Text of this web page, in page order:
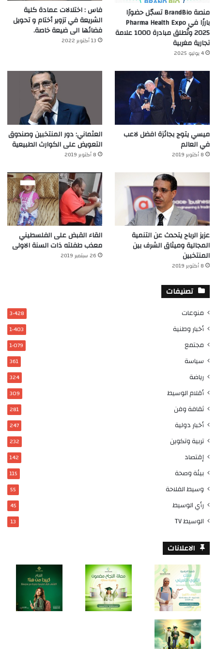
منصة BrandBio تسجّل حضورًا
بارزًا في Pharma Health Expo
2025 وتُطلق مبادرة 1000 علامة
تجارية مغربية
4 يوليو 2025
فاس : اختلالات عمادة كلية
الشريعة في تزوير أختام و تحويل
فضائها الى ضيعة خاصة.
13 أكتوبر 2022
ميسي يتوج بجائزة افضل لاعب
في العالم‎
8 أكتوبر 2019
العثماني: دور المنتخبين وصندوق
التعويض على الكوارث الطبيعية
8 أكتوبر 2019
عزيز الرباح يتحدث عن التنمية
المجالية وميثاق الشرف بين
المنتخبين
8 أكتوبر 2019
القاء القبض على الفلسطيني
معذب طفلته ذات السنة الاولى
26 سبتمبر 2019
تصنيفات
منوعات 3٬428
أخبار وطنية 1٬403
مجتمع 1٬079
سياسة 361
رياضة 324
أقلام الوسيط 309
ثقافة وفن 281
أخبار دولية 247
تربية وتكوين 232
إقتصاد 142
بيئة وصحة 115
وسيط الفلاحة 55
رأي الوسيط 45
الوسيط TV 13
الاعلانات